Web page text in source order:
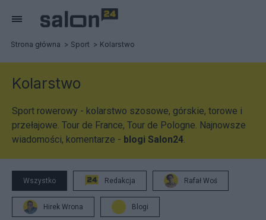
Strona główna Sport Kolarstwo
Kolarstwo
Sport rowerowy - kolarstwo szosowe, górskie, torowe i
przełajowe. Tour de France, Tour de Pologne. Najnowsze
wiadomości, komentarze - blogi Salon24.
Wszystko Redakcja Rafał Woś
Hirek Wrona Blogi